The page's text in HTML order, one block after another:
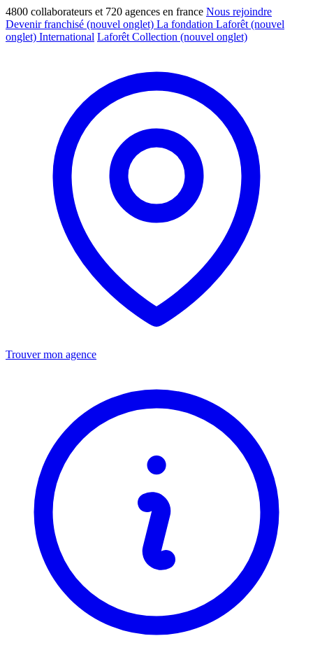
4800 collaborateurs et 720 agences en france Nous rejoindre
Devenir franchisé (nouvel onglet) La fondation Laforêt (nouvel
onglet) International Laforêt Collection (nouvel onglet)
Trouver mon agence